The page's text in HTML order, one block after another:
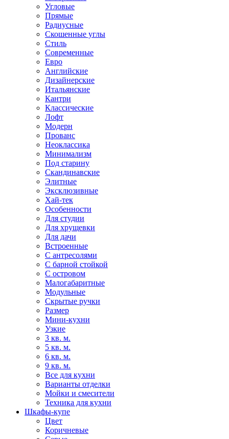
Угловые
Прямые
Радиусные
Скошенные углы
Стиль
Современные
Евро
Английские
Дизайнерские
Итальянские
Кантри
Классические
Лофт
Модерн
Прованс
Неоклассика
Минимализм
Под старину
Скандинавские
Элитные
Эксклюзивные
Хай-тек
Особенности
Для студии
Для хрущевки
Для дачи
Встроенные
С антресолями
С барной стойкой
С островом
Малогабаритные
Модульные
Скрытые ручки
Размер
Мини-кухни
Узкие
3 кв. м.
5 кв. м.
6 кв. м.
9 кв. м.
Все для кухни
Варианты отделки
Мойки и смесители
Техника для кухни
Шкафы-купе
Цвет
Коричневые